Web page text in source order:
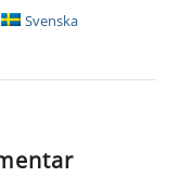
Svenska